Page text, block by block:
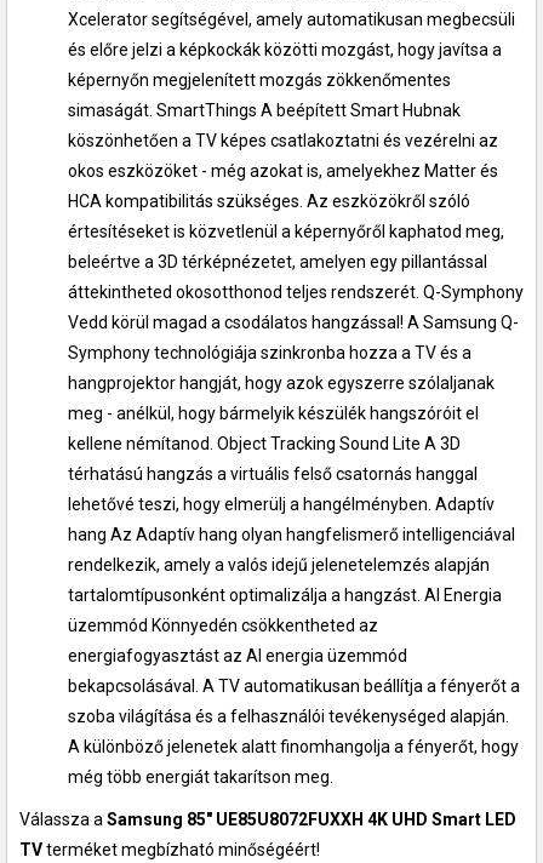
Xcelerator segítségével, amely automatikusan megbecsüli
és előre jelzi a képkockák közötti mozgást, hogy javítsa a
képernyőn megjelenített mozgás zökkenőmentes
simaságát. SmartThings A beépített Smart Hubnak
köszönhetően a TV képes csatlakoztatni és vezérelni az
okos eszközöket - még azokat is, amelyekhez Matter és
HCA kompatibilitás szükséges. Az eszközökről szóló
értesítéseket is közvetlenül a képernyőről kaphatod meg,
beleértve a 3D térképnézetet, amelyen egy pillantással
áttekintheted okosotthonod teljes rendszerét. Q-Symphony
Vedd körül magad a csodálatos hangzással! A Samsung Q-
Symphony technológiája szinkronba hozza a TV és a
hangprojektor hangját, hogy azok egyszerre szólaljanak
meg - anélkül, hogy bármelyik készülék hangszóróit el
kellene némítanod. Object Tracking Sound Lite A 3D
térhatású hangzás a virtuális felső csatornás hanggal
lehetővé teszi, hogy elmerülj a hangélményben. Adaptív
hang Az Adaptív hang olyan hangfelismerő intelligenciával
rendelkezik, amely a valós idejű jelenetelemzés alapján
tartalomtípusonként optimalizálja a hangzást. AI Energia
üzemmód Könnyedén csökkentheted az
energiafogyasztást az AI energia üzemmód
bekapcsolásával. A TV automatikusan beállítja a fényerőt a
szoba világítása és a felhasználói tevékenységed alapján.
A különböző jelenetek alatt finomhangolja a fényerőt, hogy
még több energiát takarítson meg.
Válassza a Samsung 85" UE85U8072FUXXH 4K UHD Smart LED
TVterméket megbízható minőségéért!